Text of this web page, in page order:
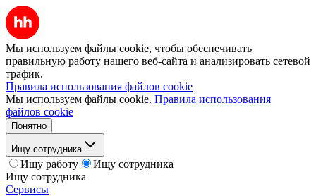
Мы используем файлы cookie, чтобы обеспечивать
правильную работу нашего веб-сайта и анализировать сетевой
трафик.
Правила использования файлов cookie
Мы используем файлы cookie. Правила использования
файлов cookie
Понятно
Ищу сотрудника
Ищу работу
Ищу сотрудника
Ищу сотрудника
Сервисы